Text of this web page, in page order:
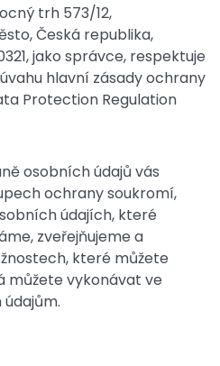
trh 573/12,
Česká republika,
jako správce, respektuje
hlavní zásady ochrany
Protection Regulation
osobních údajů vás
ochrany soukromí,
údajích, které
zveřejňujeme a
které můžete
můžete vykonávat ve